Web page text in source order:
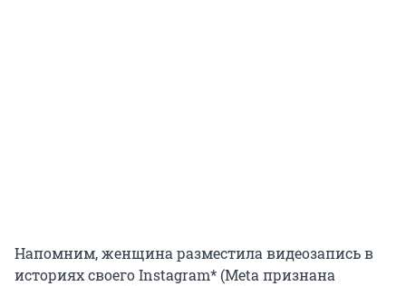
Напомним, женщина разместила видеозапись в
историях своего Instagram* (Meta признана